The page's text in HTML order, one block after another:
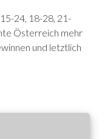
24, 18-28, 21-
Österreich mehr
und letztlich